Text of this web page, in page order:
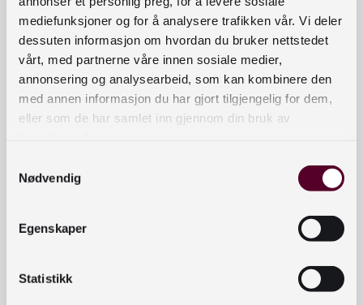
mediefunksjoner og for å analysere trafikken vår. Vi deler
dessuten informasjon om hvordan du bruker nettstedet
vårt, med partnerne våre innen sosiale medier,
annonsering og analysearbeid, som kan kombinere den
med annen informasjon du har gjort tilgjengelig for dem,
eller som de har samlet inn gjennom din bruk av
Nødvendig
Egenskaper
Statistikk